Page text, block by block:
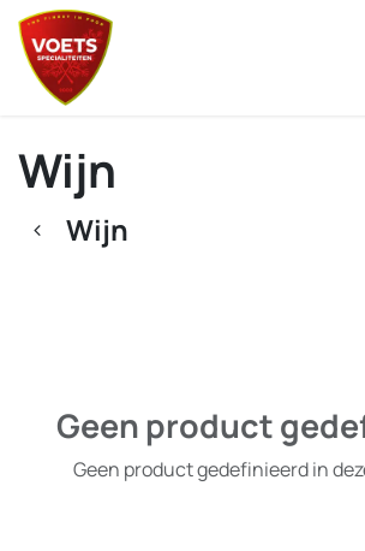
Overslaan naar inhoud
Wijn
Wijn
Geen product
Geen product gedefinieerd in